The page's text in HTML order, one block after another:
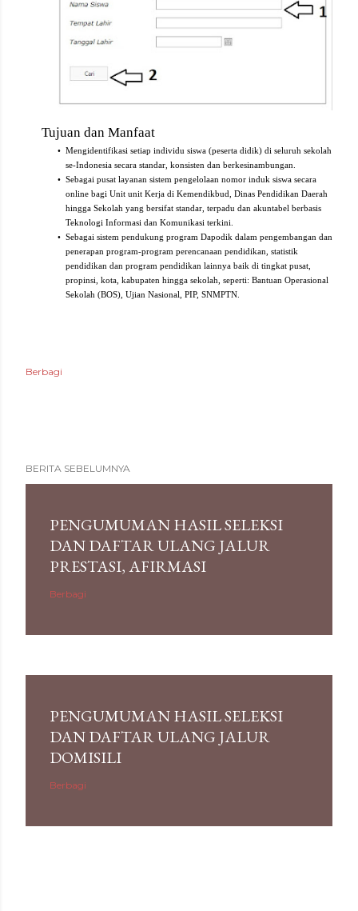
Tujuan dan Manfaat
• Mengidentifikasi setiap individu siswa (peserta didik) di seluruh sekolah
se-Indonesia secara standar, konsisten dan berkesinambungan.
• Sebagai pusat layanan sistem pengelolaan nomor induk siswa secara
online bagi Unit unit Kerja di Kemendikbud, Dinas Pendidikan Daerah
hingga Sekolah yang bersifat standar, terpadu dan akuntabel berbasis
Teknologi Informasi dan Komunikasi terkini.
• Sebagai sistem pendukung program Dapodik dalam pengembangan dan
penerapan program-program perencanaan pendidikan, statistik
pendidikan dan program pendidikan lainnya baik di tingkat pusat,
propinsi, kota, kabupaten hingga sekolah, seperti: Bantuan Operasional
Sekolah (BOS), Ujian Nasional, PIP, SNMPTN.
Berbagi
BERITA SEBELUMNYA
PENGUMUMAN HASIL SELEKSI
DAN DAFTAR ULANG JALUR
PRESTASI, AFIRMASI
Berbagi
PENGUMUMAN HASIL SELEKSI
DAN DAFTAR ULANG JALUR
DOMISILI
Berbagi